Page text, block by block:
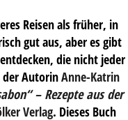
Reisen als früher, in
gut aus, aber es gibt
die nicht jeder
der AutorinAnne-Katrin
– Rezepte aus der
Verlag. Dieses Buch